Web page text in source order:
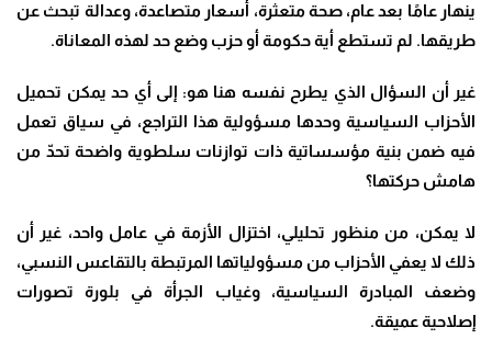
ينهار عامًا بعد عام، صحة متعثرة، أسعار متصاعدة، وعدالة تبحث عن
طريقها. لم تستطع أية حكومة أو حزب وضع حد لهذه المعاناة.
غير أن السؤال الذي يطرح نفسه هنا هو: إلى أي حد يمكن تحميل
الأحزاب السياسية وحدها مسؤولية هذا التراجع، في سياق تعمل
فيه ضمن بنية مؤسساتية ذات توازنات سلطوية واضحة تحدّ من
هامش حركتها؟
لا يمكن، من منظور تحليلي، اختزال الأزمة في عامل واحد، غير أن
ذلك لا يعفي الأحزاب من مسؤولياتها المرتبطة بالتقاعس النسبي،
وضعف المبادرة السياسية، وغياب الجرأة في بلورة تصورات
إصلاحية عميقة.